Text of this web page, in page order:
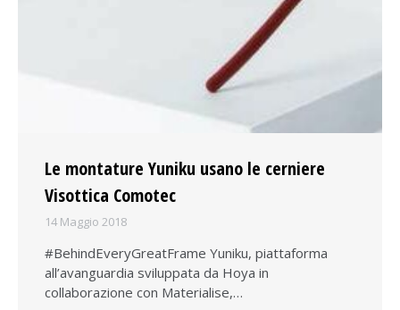
Le montature Yuniku usano le cerniere
Visottica Comotec
14 Maggio 2018
#BehindEveryGreatFrame Yuniku, piattaforma
all’avanguardia sviluppata da Hoya in
collaborazione con Materialise,…